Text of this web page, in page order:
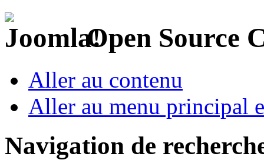
Open Source
Aller au contenu
Aller au menu principal
Navigation de